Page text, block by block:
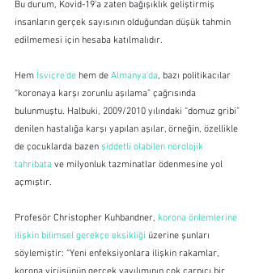
Bu durum, Kovid-19’a zaten bağışıklık geliştirmiş
insanların gerçek sayısının olduğundan düşük tahmin
edilmemesi için hesaba katılmalıdır.
Hem İsviçre'de hem de Almanya'da, bazı politikacılar
“koronaya karşı zorunlu aşılama” çağrısında
bulunmuştu. Halbuki, 2009/2010 yılındaki “domuz gribi”
denilen hastalığa karşı yapılan aşılar, örneğin, özellikle
de çocuklarda bazen şiddetli olabilen nörolojik
tahribata ve milyonluk tazminatlar ödenmesine yol
açmıştır.
Profesör Christopher Kuhbandner, korona önlemlerine
ilişkin bilimsel gerekçe eksikliği üzerine şunları
söylemiştir: “Yeni enfeksiyonlara ilişkin rakamlar,